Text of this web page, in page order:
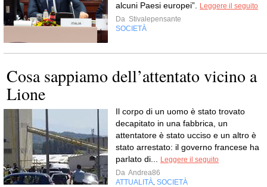
alcuni Paesi europei”.
Leggere il seguito
Da Stivalepensante
SOCIETÀ
Cosa sappiamo dell’attentato vicino a
Lione
Il corpo di un uomo è stato trovato
decapitato in una fabbrica, un
attentatore è stato ucciso e un altro è
stato arrestato: il governo francese ha
parlato di...
Leggere il seguito
Da Andrea86
ATTUALITÀ SOCIETÀ